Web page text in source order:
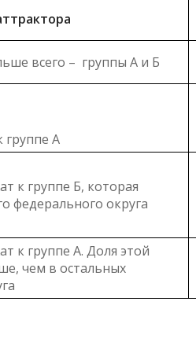
всего – группы А и Б
группе А
к группе Б, которая
федерального округа
к группе А. Доля этой
чем в остальных